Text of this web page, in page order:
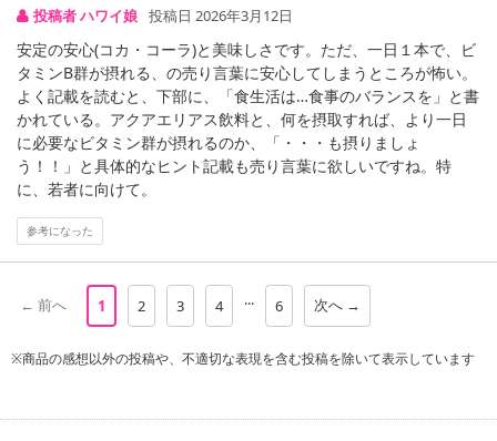
にご納得いただきましたうえでお申し込みください。
※パッケージ変更や商品リニューアル（成分など含む）等により、
参考の掲載画像や画像内のバーコードなど、お届け商品と多少異な
る場合がございます。
また、[新たな加工食品の原料原産地表示制度]の経過措置期間の終
了により、商品詳細内に記載の原産国・原材料の表記が旧表記の場
合がございます。
あらかじめご了承いただいた上でお申込みください。なお、本理由
によるお申込み後のキャンセル・返品交換は対応いたしかねます。
【お支払いについて】
※送料はお試し費用に含まれております。
※d払い、PayPay、au PAY、au PAY（auかんたん決済）、ソフトバ
Payでお支払いの場合、決済のため外部サイトへ遷移します。
了することがございます。ご了承いただいたうえでお申し込みくだ
投稿者 ハワイ娘 投稿日 2026年3月12日
安定の安心(コカ・コーラ)と美味しさです。ただ、一日１本で、ビ
タミンB群が摂れる、の売り言葉に安心してしまうところが怖い。
よく記載を読むと、下部に、「食生活は…食事のバランスを」と書
かれている。アクアエリアス飲料と、何を摂取すれば、より一日
に必要なビタミン群が摂れるのか、「・・・も摂りましょ
う！！」と具体的なヒント記載も売り言葉に欲しいですね。特
に、若者に向けて。
参考になった
← 前へ 1 2 3 4 ... 6 次へ →
※商品の感想以外の投稿や、不適切な表現を含む投稿を除いて表示しています